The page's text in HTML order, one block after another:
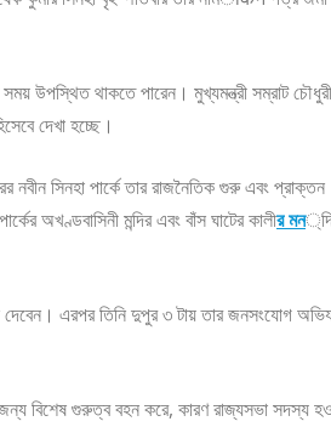
সময় উপস্থিত থাকতে পারেন। মুখ্যমন্ত্রী সম্রাট
দেখা হচ্ছে।
নবীন সিনহা পার্কে তার রাজনৈতিক গুরু এবং প্রাক্তন
অখণ্ডবাসিনী মন্দির এবং বাঁস ঘাটের কালীর মন
দেবেন। এরপর তিনি দুপুর ৩ টায় তার জনসংযোগ
জন্য বিশেষ গুরুত্ব বহন করে, কারণ রাজ্যসভা সদস্য